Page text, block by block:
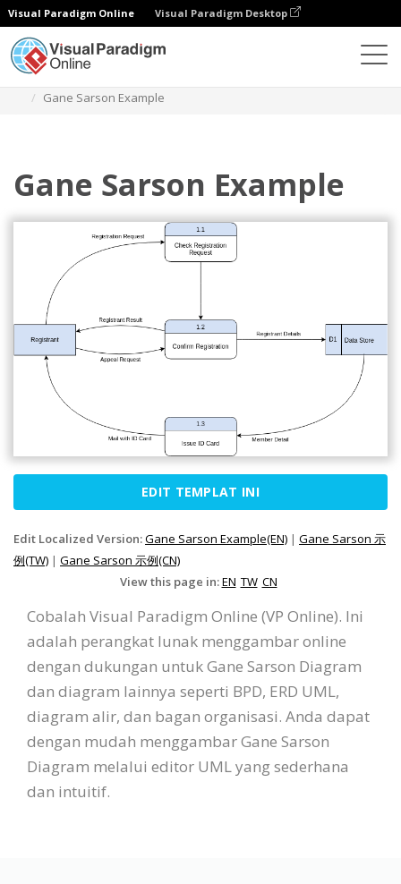
Visual Paradigm Online Visual Paradigm Desktop
Gane Sarson Example
Gane Sarson Example
EDIT TEMPLAT INI
Edit Localized Version:Gane Sarson Example(EN) | Gane Sarson 示
例(TW) | Gane Sarson 示例(CN)
View this page in:EN TW CN
Cobalah Visual Paradigm Online (VP Online). Ini
adalah perangkat lunak menggambar online
dengan dukungan untuk Gane Sarson Diagram
dan diagram lainnya seperti BPD, ERD UML,
diagram alir, dan bagan organisasi. Anda dapat
dengan mudah menggambar Gane Sarson
Diagram melalui editor UML yang sederhana
dan intuitif.